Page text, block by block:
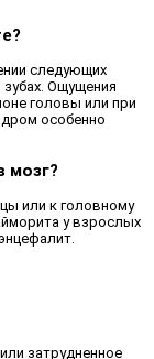
следующих
Ощущения
головы или при
особенно
мозг?
или к головному
у взрослых
затрудненное